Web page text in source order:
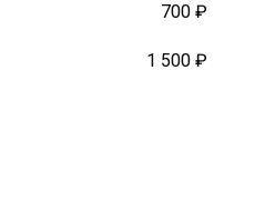
700 ₽
1 500 ₽